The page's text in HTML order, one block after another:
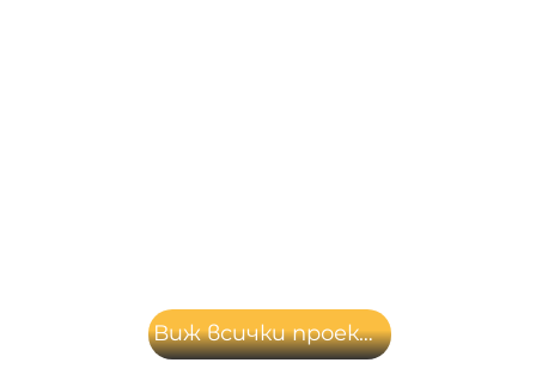
Виж всички проекти